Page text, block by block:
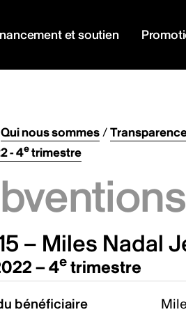
et soutien
Qui nous sommes/
- 4etrimestre
– Miles Nadal
– 4e trimestre
bénéficiaire